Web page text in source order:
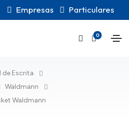
Empresas Particulares
0
de Escrita
Waldmann
Waldmann